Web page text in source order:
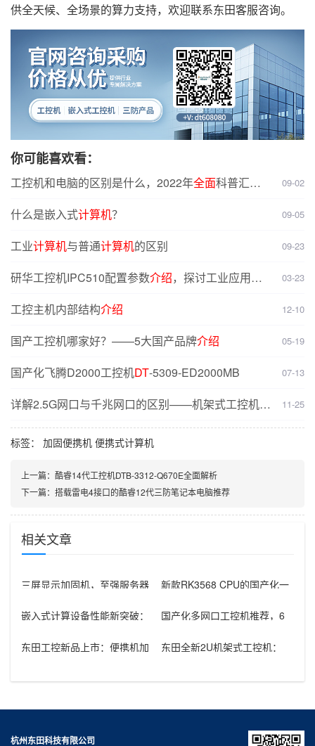
供全天候、全场景的算力支持，欢迎联系东田客服咨询。
你可能喜欢看：
工控机和电脑的区别是什么，2022年全面科普汇
09-02
什么是嵌入式计算机？ 09-05
工业计算机与普通计算机的区别 09-23
研华工控机IPC510配置参数介绍，探讨工业应用场
03-23
工控主机内部结构介绍 12-10
国产工控机哪家好？——5大国产品牌介绍 05-19
国产化飞腾D2000工控机DT-5309-ED2000MB 07-13
详解2.5G网口与千兆网口的区别——机架式工控机
11-25
标签： 加固便携机 便携式计算机
上一篇： 酷睿14代工控机DTB-3312-Q670E全面解析
下一篇： 搭载雷电4接口的酷睿12代三防笔记本电脑推荐
相关文章
三屏显示加固机，至强服务器
新款RK3568 CPU的国产化一
嵌入式计算设备性能新突破：
国产化多网口工控机推荐，6
东田工控新品上市：便携机加
东田全新2U机架式工控机：
杭州东田科技有限公司